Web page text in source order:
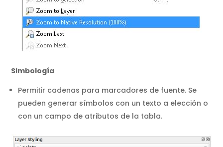
Simbología
Permitir cadenas para marcadores de fuente. Se
pueden generar símbolos con un texto a elección o
con un campo de atributos de la tabla.